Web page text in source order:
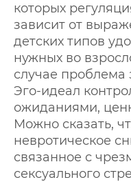
которых
зависит от
детских типов
нужных во
случае проблема
Эго-идеал
ожиданиями,
Можно сказать,
невротическое
связанное с
сексуального